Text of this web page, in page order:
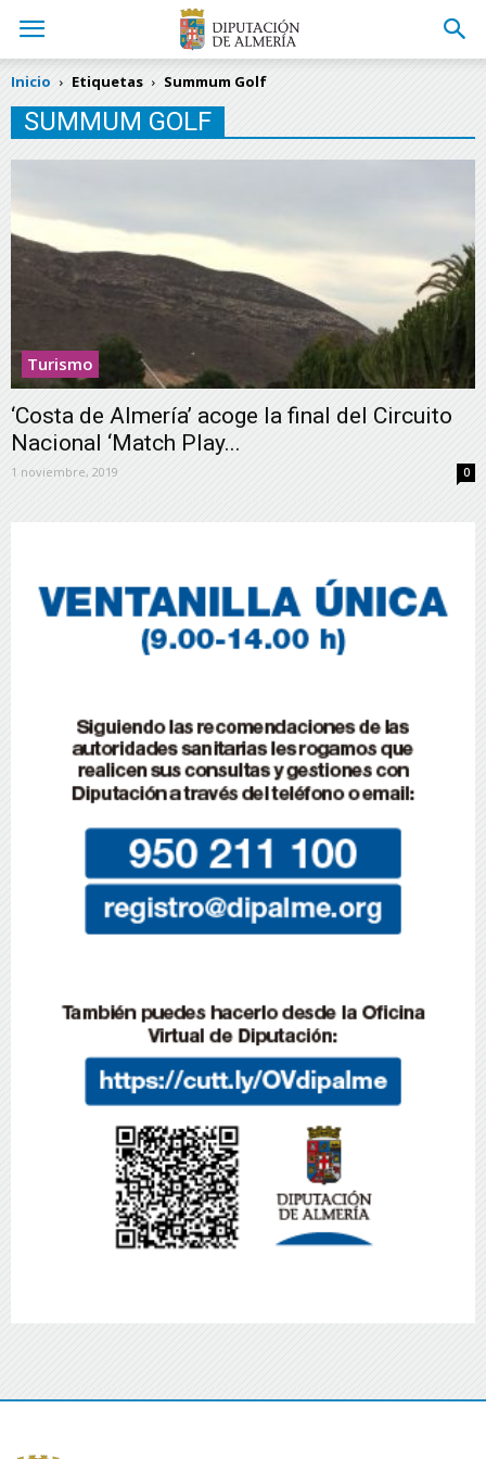
Inicio Etiquetas Summum Golf
SUMMUM GOLF
Turismo
‘Costa de Almería’ acoge la final del Circuito
Nacional ‘Match Play...
1 noviembre, 2019 0